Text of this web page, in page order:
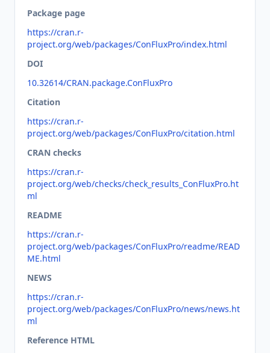
Package page
https://cran.r-
project.org/web/packages/ConFluxPro/index.html
DOI
10.32614/CRAN.package.ConFluxPro
Citation
https://cran.r-
project.org/web/packages/ConFluxPro/citation.html
CRAN checks
https://cran.r-
project.org/web/checks/check_results_ConFluxPro.ht
ml
README
https://cran.r-
project.org/web/packages/ConFluxPro/readme/READ
ME.html
NEWS
https://cran.r-
project.org/web/packages/ConFluxPro/news/news.ht
ml
Reference HTML